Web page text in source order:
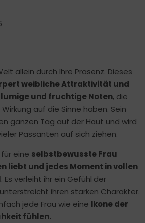
allein durch Ihre Präsenz. Dieses
weibliche Attraktivität und
und fruchtige Noten, die
auf die Sinne haben. Sein
ganzen Tag auf der Haut und wird
Passanten auf sich ziehen.
eine selbstbewusste Frau
liebt und jedes Moment in vollen
. Es verleiht ihr ein Gefühl der
ihren starken Charakter.
jede Frau wie eine Ikone der
fühlen.